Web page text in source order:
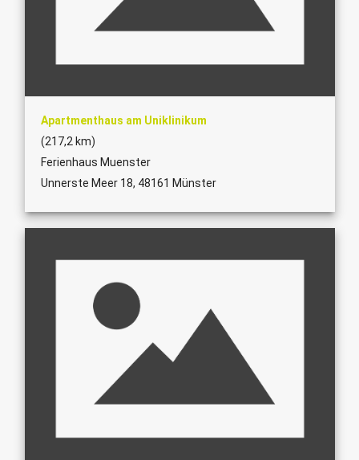
Apartmenthaus am Uniklinikum
(217,2 km)
Ferienhaus Muenster
Unnerste Meer 18, 48161 Münster